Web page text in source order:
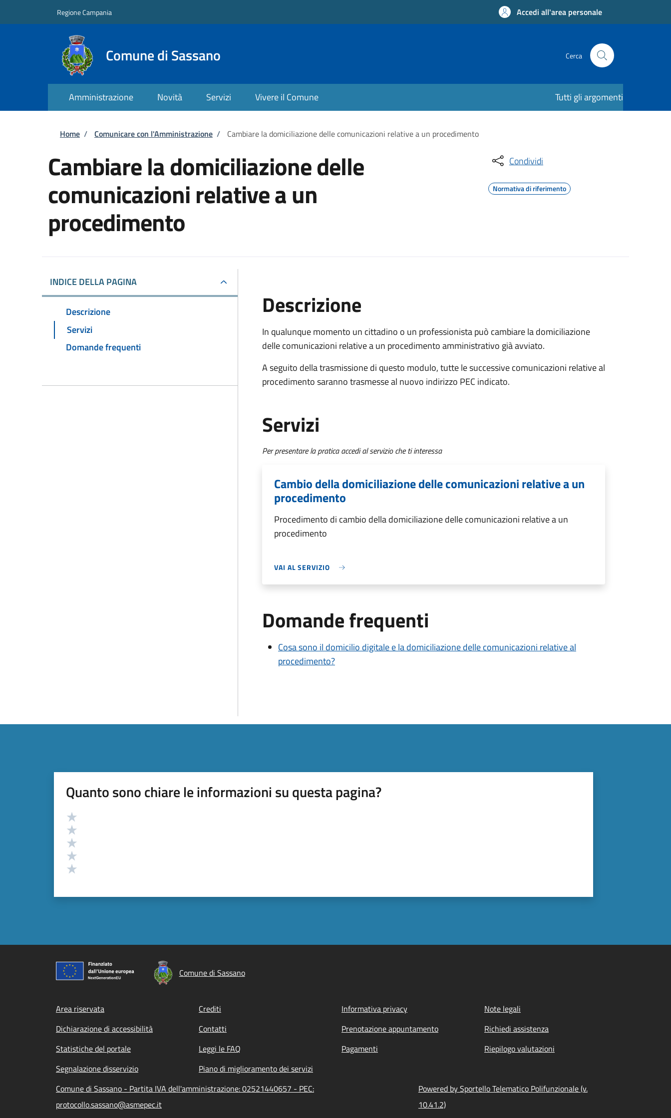
Regione Campania Accedi all'area personale
Comune di Sassano Cerca
Amministrazione Novità Servizi Vivere il Comune Tutti gli argomenti
Briciole di pane
Home / Comunicare con l'Amministrazione / Cambiare la domiciliazione delle comunicazioni relative a un procedimento
Cambiare la domiciliazione delle
comunicazioni relative a un
procedimento
Condividi
Normativa di riferimento
INDICE DELLA PAGINA
Descrizione
Servizi
Domande frequenti
Descrizione
In qualunque momento un cittadino o un professionista può cambiare la domiciliazione
delle comunicazioni relative a un procedimento amministrativo già avviato.
A seguito della trasmissione di questo modulo, tutte le successive comunicazioni relative al
procedimento saranno trasmesse al nuovo indirizzo PEC indicato.
Servizi
Per presentare la pratica accedi al servizio che ti interessa
Cambio della domiciliazione delle comunicazioni relative a un
procedimento
Procedimento di cambio della domiciliazione delle comunicazioni relative a un
procedimento
VAI AL SERVIZIO
Domande frequenti
Cosa sono il domicilio digitale e la domiciliazione delle comunicazioni relative al
procedimento?
Quanto sono chiare le informazioni su questa pagina?
Valutazione
Comune di Sassano
Footer menu
Area riservata Crediti Informativa privacy
Note legali
Dichiarazione di accessibilità
Contatti Prenotazione appuntamento
Richiedi assistenza
Statistiche del portale
Leggi le FAQ Pagamenti
Riepilogo valutazioni
Segnalazione disservizio
Piano di miglioramento dei servizi
Comune di Sassano - Partita IVA dell'amministrazione: 02521440657 - PEC:
protocollo.sassano@asmepec.it
Powered by Sportello Telematico Polifunzionale (v.
10.41.2)